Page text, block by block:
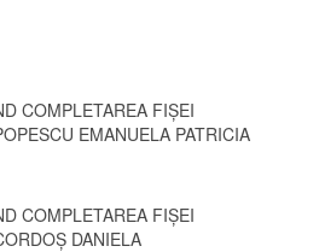
COMPLETAREA FIȘEI
EMANUELA PATRICIA
COMPLETAREA FIȘEI
DANIELA